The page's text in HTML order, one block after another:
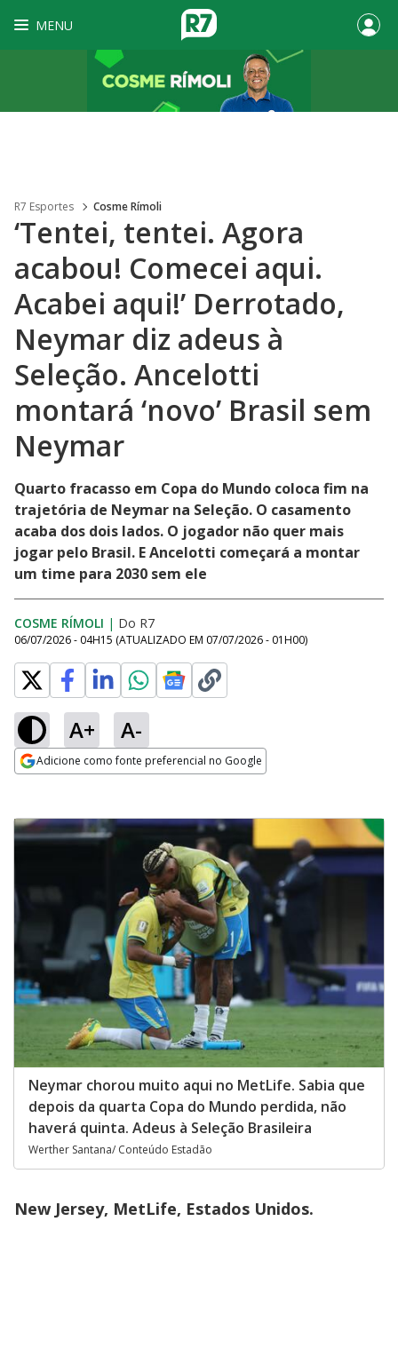
MENU
R7 Esportes Cosme Rímoli
‘Tentei, tentei. Agora
acabou! Comecei aqui.
Acabei aqui!’ Derrotado,
Neymar diz adeus à
Seleção. Ancelotti
montará ‘novo’ Brasil sem
Neymar
Quarto fracasso em Copa do Mundo coloca fim na
trajetória de Neymar na Seleção. O casamento
acaba dos dois lados. O jogador não quer mais
jogar pelo Brasil. E Ancelotti começará a montar
um time para 2030 sem ele
COSME RÍMOLI | Do R7
06/07/2026 - 04H15 (ATUALIZADO EM 07/07/2026 - 01H00)
A+ A-
Adicione como fonte preferencial no Google
Neymar chorou muito aqui no MetLife. Sabia que
depois da quarta Copa do Mundo perdida, não
haverá quinta. Adeus à Seleção Brasileira
Werther Santana/ Conteúdo Estadão
New Jersey, MetLife, Estados Unidos.